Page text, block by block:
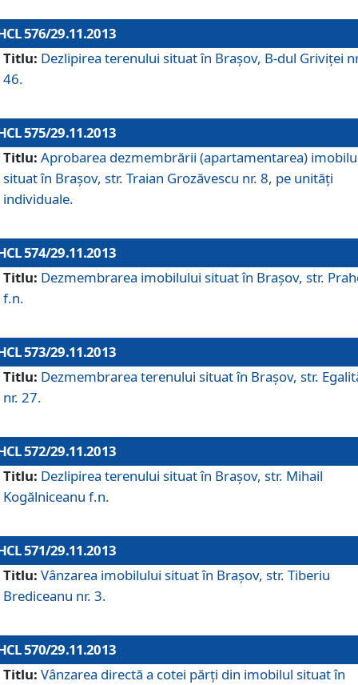
576/29.11.2013
Titlu: Dezlipirea terenului situat în Braşov, B-dul Griviţei
46.
575/29.11.2013
Titlu: Aprobarea dezmembrării (apartamentarea)
situat în Braşov, str. Traian Grozăvescu nr. 8, pe unităţi
individuale.
574/29.11.2013
Titlu: Dezmembrarea imobilului situat în Braşov, str.
f.n.
573/29.11.2013
Titlu: Dezmembrarea terenului situat în Braşov, str.
nr. 27.
572/29.11.2013
Titlu: Dezlipirea terenului situat în Braşov, str. Mihail
Kogălniceanu f.n.
571/29.11.2013
Titlu: Vânzarea imobilului situat în Braşov, str. Tiberiu
Brediceanu nr. 3.
570/29.11.2013
Titlu: Vânzarea directă a cotei părţi din imobilul situat în